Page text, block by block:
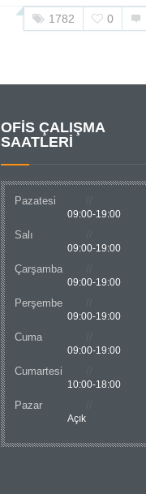
1782 0
OFİS ÇALIŞMA
SAATLERİ
Pazatesi
09:00-19:00
Salı
09:00-19:00
Çarşamba
09:00-19:00
Perşembe
09:00-19:00
Cuma
09:00-19:00
Cumartesi
10:00-18:00
Pazar
Açık